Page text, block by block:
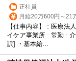
正社員
月給20万600円～21
【仕事内容】 : 医療法
イケア事業所 : 常勤 :
訳] ・基本給...